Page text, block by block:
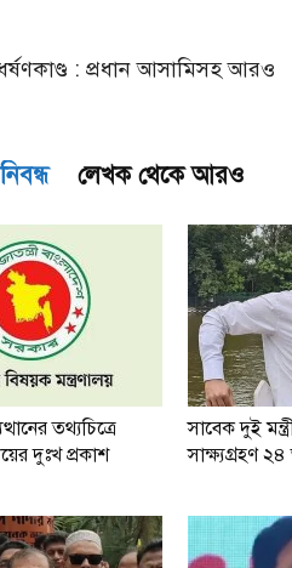
: প্রধান আসামিসহ আরও
লেখক থেকে আরও
তথ্যচিত্রে
দুঃখ প্রকাশ
সাবেক দুই
সাক্ষ্যগ্রহণ